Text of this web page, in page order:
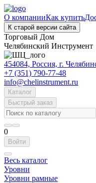
О компанииКак купить
К старой версии сайта
Торговый Дом
Челябинский Инструмент
454084, Россия, г.
+7 (351) 790-77-48
info@chelinstrument.ru
Каталог
Быстрый заказ
0
Войти
Весь каталог
Уровни
Уровни рамные